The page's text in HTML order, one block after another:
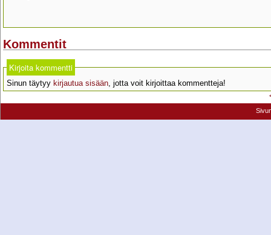
Kommentit
Kirjoita kommentti
Sinun täytyy kirjautua sisään , jotta voit kirjoittaa kommentteja!